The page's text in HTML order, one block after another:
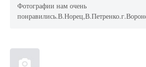
Фотографии нам очень